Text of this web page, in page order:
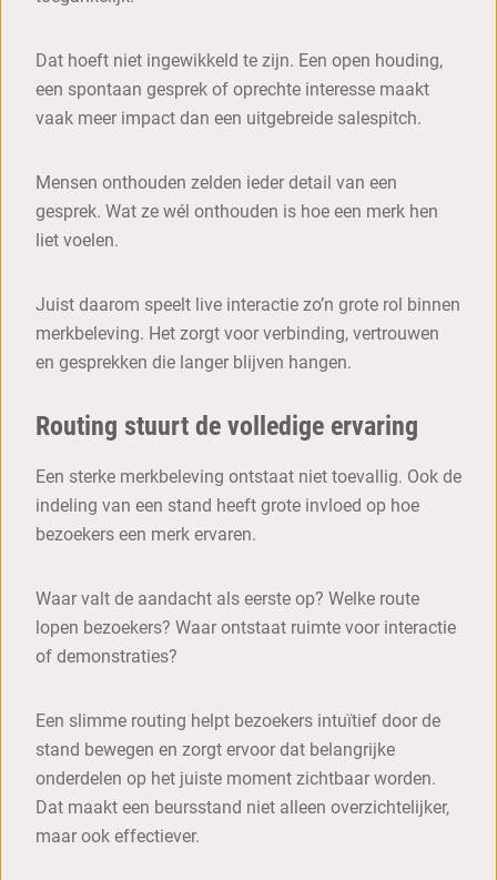
Dat hoeft niet ingewikkeld te zijn. Een open houding,
een spontaan gesprek of oprechte interesse maakt
vaak meer impact dan een uitgebreide salespitch.
Mensen onthouden zelden ieder detail van een
gesprek. Wat ze wél onthouden is hoe een merk hen
liet voelen.
Juist daarom speelt live interactie zo’n grote rol binnen
merkbeleving. Het zorgt voor verbinding, vertrouwen
en gesprekken die langer blijven hangen.
Routing stuurt de volledige ervaring
Een sterke merkbeleving ontstaat niet toevallig. Ook de
indeling van een stand heeft grote invloed op hoe
bezoekers een merk ervaren.
Waar valt de aandacht als eerste op? Welke route
lopen bezoekers? Waar ontstaat ruimte voor interactie
of demonstraties?
Een slimme routing helpt bezoekers intuïtief door de
stand bewegen en zorgt ervoor dat belangrijke
onderdelen op het juiste moment zichtbaar worden.
Dat maakt een beursstand niet alleen overzichtelijker,
maar ook effectiever.